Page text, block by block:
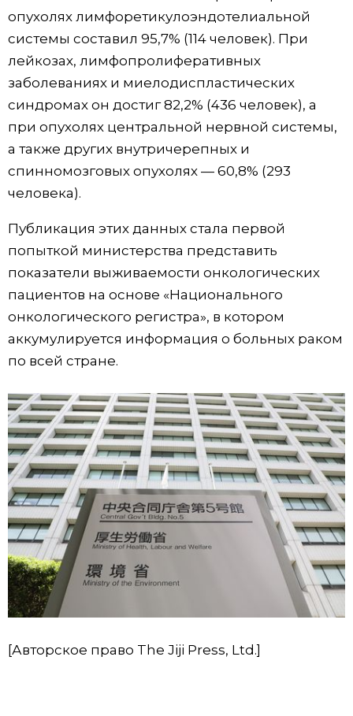
опухолях лимфоретикулоэндотелиальной
системы составил 95,7% (114 человек). При
лейкозах, лимфопролиферативных
заболеваниях и миелодиспластических
синдромах он достиг 82,2% (436 человек), а
при опухолях центральной нервной системы,
а также других внутричерепных и
спинномозговых опухолях — 60,8% (293
человека).
Публикация этих данных стала первой
попыткой министерства представить
показатели выживаемости онкологических
пациентов на основе «Национального
онкологического регистра», в котором
аккумулируется информация о больных раком
по всей стране.
[Авторское право The Jiji Press, Ltd.]